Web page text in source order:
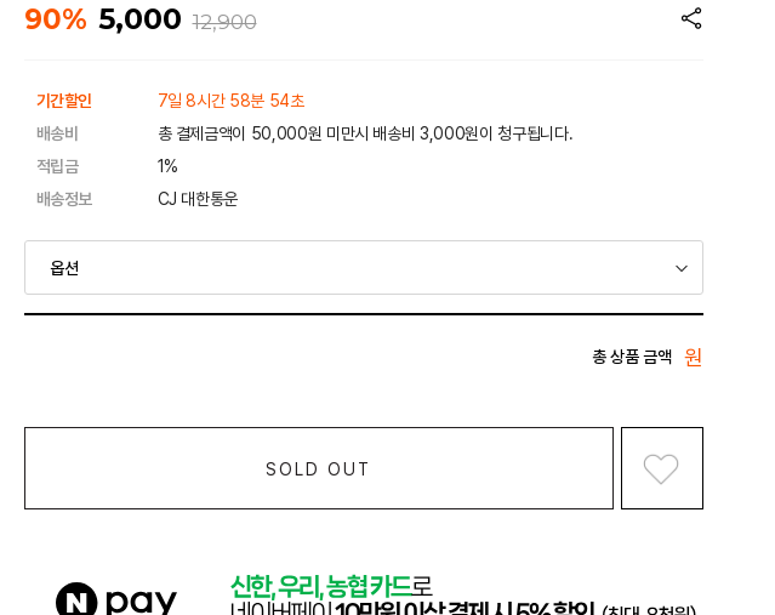
90% 5,000 12,900
기간할인
7일 8시간 58분 54초
배송비
총 결제금액이 50,000원 미만시 배송비 3,000원이 청구됩니다.
적립금
1%
배송정보
CJ 대한통운
총 상품 금액 원
SOLD OUT